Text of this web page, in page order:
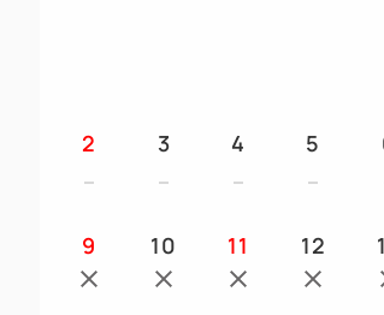
2 3 4 5
9 10 11 12